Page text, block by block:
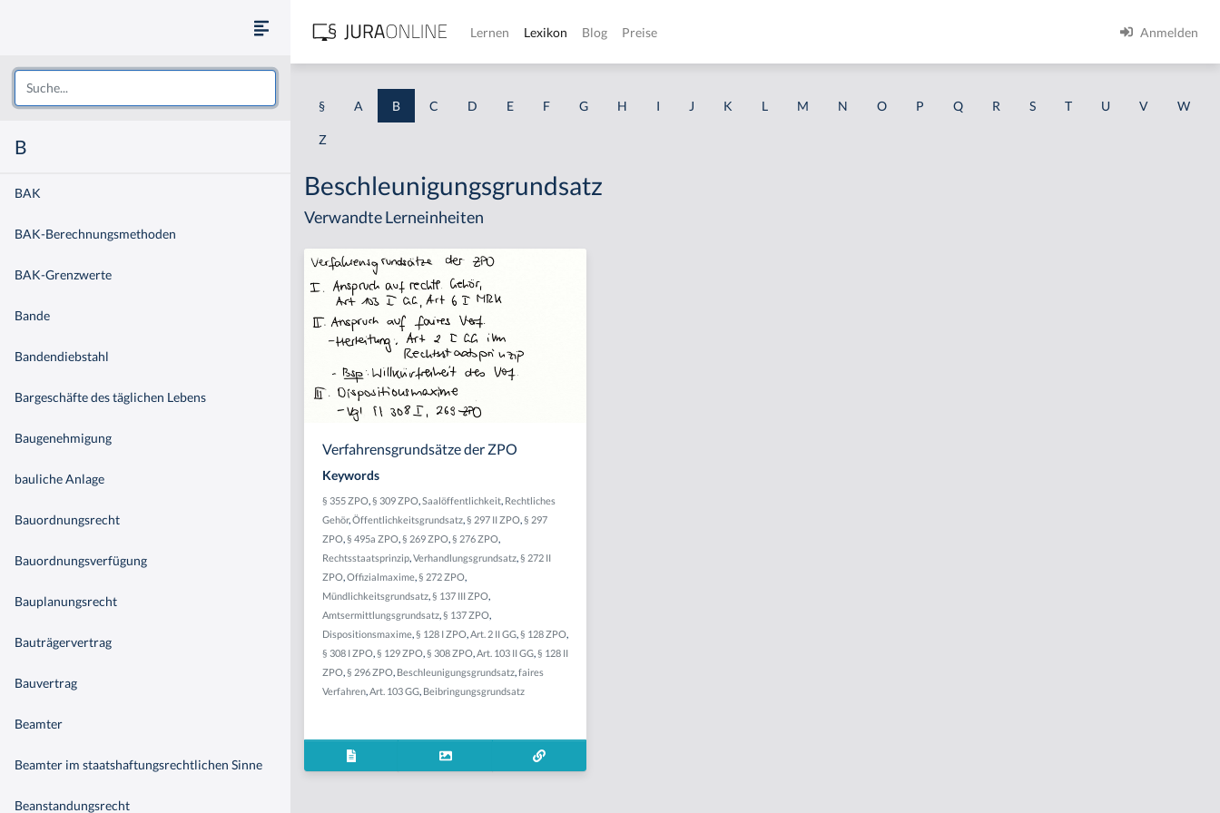
B
BAK
BAK-Berechnungsmethoden
BAK-Grenzwerte
Bande
Bandendiebstahl
Bargeschäfte des täglichen Lebens
Baugenehmigung
bauliche Anlage
Bauordnungsrecht
Bauordnungsverfügung
Bauplanungsrecht
Bauträgervertrag
Bauvertrag
Beamter
Beamter im staatshaftungsrechtlichen Sinne
Beanstandungsrecht
Lernen Lexikon Blog Preise Anmelden
§ A B C D E F G H I J K L M N O P Q R S T U V W
Z
Beschleunigungsgrundsatz
Verwandte Lerneinheiten
Verfahrensgrundsätze der ZPO
Keywords
§ 355 ZPO,§ 309 ZPO,Saalöffentlichkeit, Rechtliches
Gehör,Öffentlichkeitsgrundsatz,§ 297 II ZPO,§ 297
ZPO,§ 495a ZPO,§ 269 ZPO,§ 276 ZPO,
Rechtsstaatsprinzip,Verhandlungsgrundsatz,§ 272 II
ZPO,Offizialmaxime,§ 272 ZPO,
Mündlichkeitsgrundsatz,§ 137 III ZPO,
Amtsermittlungsgrundsatz,§ 137 ZPO,
Dispositionsmaxime,§ 128 I ZPO,Art. 2 II GG,§ 128 ZPO,
§ 308 I ZPO,§ 129 ZPO,§ 308 ZPO,Art. 103 II GG,§ 128 II
ZPO,§ 296 ZPO, Beschleunigungsgrundsatz,faires
Verfahren,Art. 103 GG, Beibringungsgrundsatz